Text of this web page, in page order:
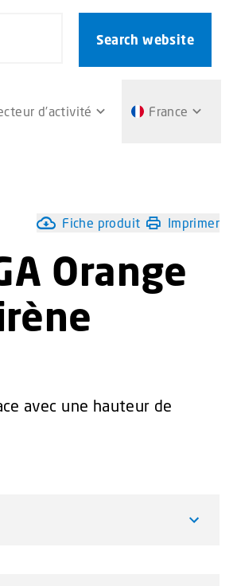
Search website
d’activité France
Fiche produit Imprimer
Orange
avec une hauteur de